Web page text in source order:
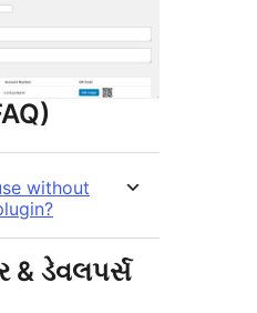
without
& ડેવલપર્સ